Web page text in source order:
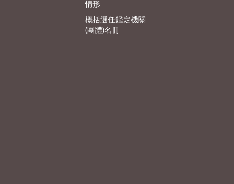
情形
概括選任鑑定機關
(團體)名冊